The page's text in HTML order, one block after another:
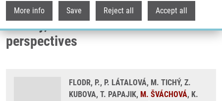
More info Save Reject all Accept all
Diffuse large B-cell lymphoma: The
history, current view and new
perspectives
FLODR, P., P. LÁTALOVÁ, M. TICHÝ, Z.
KUBOVA, T. PAPAJIK, M. ŠVÁCHOVÁ, K.